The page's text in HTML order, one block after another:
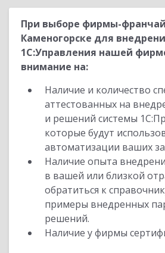
При выборе фирмы-
Каменогорске для
1С:Управления нашей
внимание на:
Наличие и количество
аттестованных на
и решений системы
которые будут
автоматизации ваших
Наличие опыта
в вашей или близкой
обратиться к
примеры внедренных
решений.
Наличие у фирмы